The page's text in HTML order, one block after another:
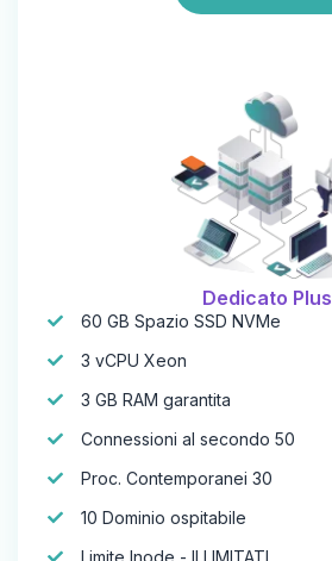
Dedicato Plus
60 GB Spazio SSD NVMe
3 vCPU Xeon
3 GB RAM garantita
Connessioni al secondo 50
Proc. Contemporanei 30
10 Dominio ospitabile
Limite Inode - ILLIMITATI